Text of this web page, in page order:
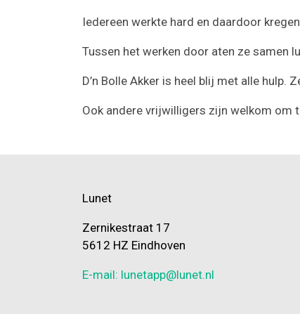
Iedereen werkte hard en daardoor
Tussen het werken door aten ze samen
D’n Bolle Akker is heel blij met alle hulp.
Ook andere vrijwilligers zijn welkom om
Lunet
Zernikestraat 17
5612 HZ Eindhoven
E-mail: lunetapp@lunet.nl